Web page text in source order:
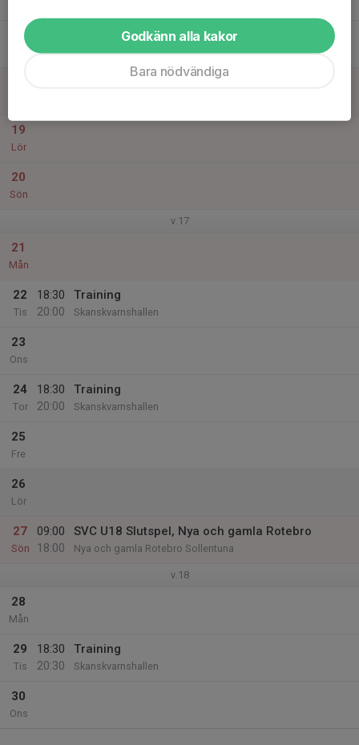
17
19
Lör
20
Sön
v.17
21
Mån
22
Tis
18:30
20:00
Training
Skanskvarnshallen
23
Ons
24
Tor
18:30
20:00
Training
Skanskvarnshallen
25
Fre
26
Lör
27
Sön
09:00
18:00
SVC U18 Slutspel, Nya och gamla Rotebro
Nya och gamla Rotebro Sollentuna
v.18
28
Mån
29
Tis
18:30
20:30
Training
Skanskvarnshallen
30
Ons
Godkänn alla kakor
Bara nödvändiga